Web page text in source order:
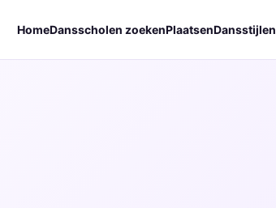
HomeDansscholen zoekenPlaatsenDansstijlen